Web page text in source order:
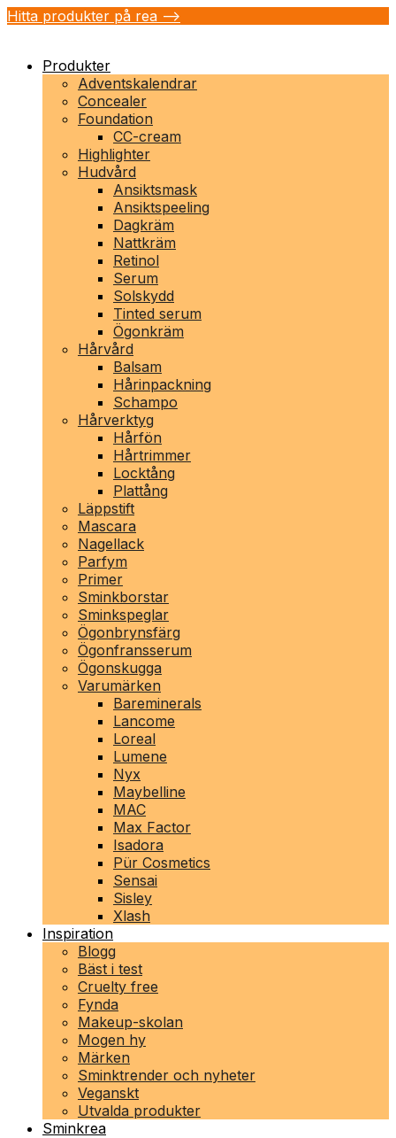
Hitta produkter på rea -->
Produkter
Adventskalendrar
Concealer
Foundation
CC-cream
Highlighter
Hudvård
Ansiktsmask
Ansiktspeeling
Dagkräm
Nattkräm
Retinol
Serum
Solskydd
Tinted serum
Ögonkräm
Hårvård
Balsam
Hårinpackning
Schampo
Hårverktyg
Hårfön
Hårtrimmer
Locktång
Plattång
Läppstift
Mascara
Nagellack
Parfym
Primer
Sminkborstar
Sminkspeglar
Ögonbrynsfärg
Ögonfransserum
Ögonskugga
Varumärken
Bareminerals
Lancome
Loreal
Lumene
Nyx
Maybelline
MAC
Max Factor
Isadora
Pür Cosmetics
Sensai
Sisley
Xlash
Inspiration
Blogg
Bäst i test
Cruelty free
Fynda
Makeup-skolan
Mogen hy
Märken
Sminktrender och nyheter
Veganskt
Utvalda produkter
Sminkrea